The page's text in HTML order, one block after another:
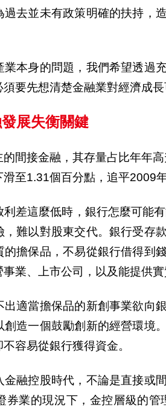
過去並未有政策明確的扶持，
業本身的問題，我們希望透過
須要先想清楚金融業對經濟成
展失衡關鍵
間接金融，其存量占比年年
至1.31個百分點，追平2009
利差這麼低時，銀行怎麼可能
，難以對股東交代。銀行受存款
的擔保品，不易從銀行借得到
業、上市公司，以及能提供實
出適當擔保品的新創事業欲向
創造一個鼓勵創新的經營環境
容易從銀行獲得資金。
金融控股時代，不論是直接或
券業的現況下，金控層級的